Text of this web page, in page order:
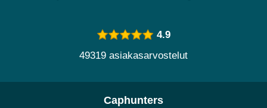
4.9
49319 asiakasarvostelut
Caphunters